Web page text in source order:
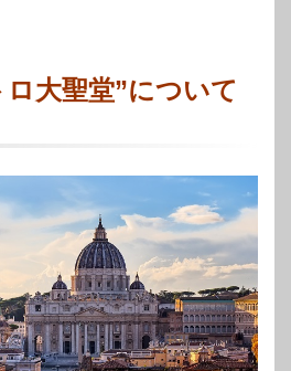
大聖堂”について